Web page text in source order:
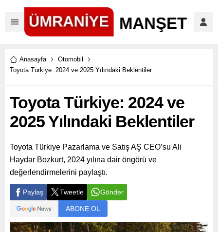
Anasayfa
Otomobil
Toyota Türkiye: 2024 ve 2025 Yılındaki Beklentiler
Toyota Türkiye: 2024 ve
2025 Yılındaki Beklentiler
Toyota Türkiye Pazarlama ve Satış AŞ CEO’su Ali
Haydar Bozkurt, 2024 yılına dair öngörü ve
değerlendirmelerini paylaştı.
Paylaş Tweetle Gönder
ABONE OL